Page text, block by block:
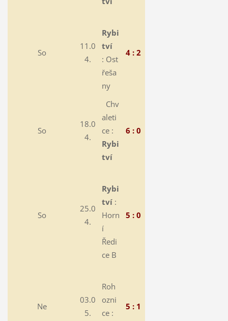
So
11.0
4.
Rybi
tví
: Ost
řeša
ny
4 : 2
So
18.0
4.
Chv
aleti
ce :
Rybi
tví
6 : 0
So
25.0
4.
Rybi
tví :
Horn
í
Ředi
ce B
5 : 0
Ne
03.0
5.
Roh
ozni
ce :
5 : 1